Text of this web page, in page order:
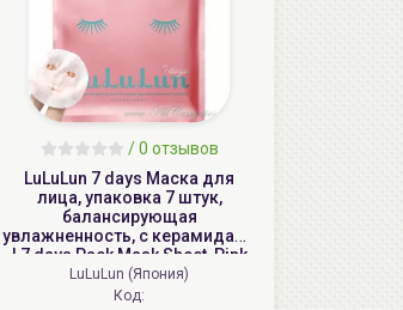
/0 отзывов
LuLuLun 7 days Маска для
лица, упаковка 7 штук,
балансирующая
увлажненность, с керамидами
| 7 days Pack Mask Sheet, Pink
LuLuLun (Япония)
Код: